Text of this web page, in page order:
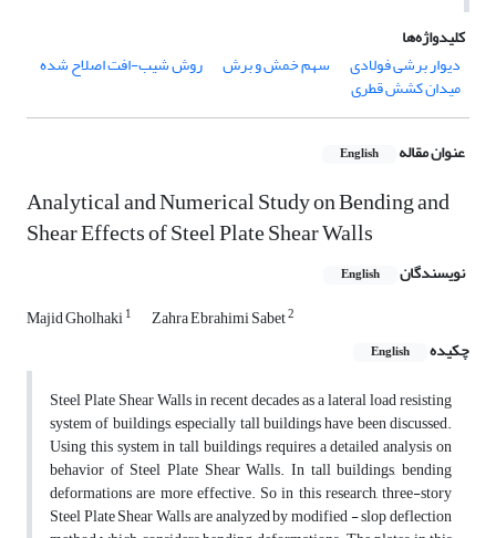
کلیدواژه‌ها
دیوار برشی فولادی
سهم خمش و برش روش شیب-افت اصلاح شده
میدان کشش قطری
عنوان مقاله English
Analytical and Numerical Study on Bending and
Shear Effects of Steel Plate Shear Walls
نویسندگان English
Majid Gholhaki1 Zahra Ebrahimi Sabet2
چکیده English
Steel Plate Shear Walls in recent decades as a lateral load resisting
system of buildings, especially tall buildings have been discussed.
Using this system in tall buildings requires a detailed analysis on
behavior of Steel Plate Shear Walls. In tall buildings, bending
deformations are more effective. So in this research, three-story
Steel Plate Shear Walls are analyzed by modified - slop deflection